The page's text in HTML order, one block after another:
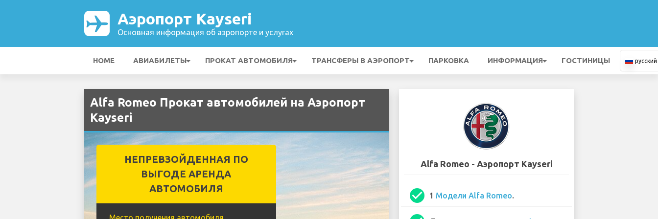
Аэропорт Kayseri
Основная информация об аэропорте и услугах
HOME АВИАБИЛЕТЫ ПРОКАТ АВТОМОБИЛЯ ТРАНСФЕРЫ В АЭРОПОРТ ПАРКОВКА ИНФОРМАЦИЯ ГОСТИНИЦЫ русский
Alfa Romeo Прокат автомобилей на Аэропорт
Kayseri
НЕПРЕВЗОЙДЕННАЯ ПО
ВЫГОДЕ АРЕНДА
АВТОМОБИЛЯ
Alfa Romeo - Аэропорт Kayseri
check_circle 1 Модели Alfa Romeo.